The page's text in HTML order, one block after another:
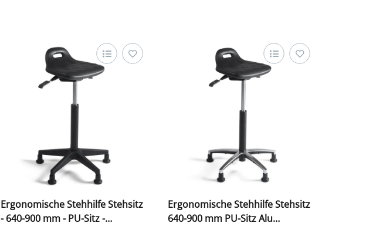
Ergonomische Stehhilfe Stehsitz
- 640-900 mm - PU-Sitz -
Ergonomische Stehhilfe Stehsitz
640-900 mm PU-Sitz Alu